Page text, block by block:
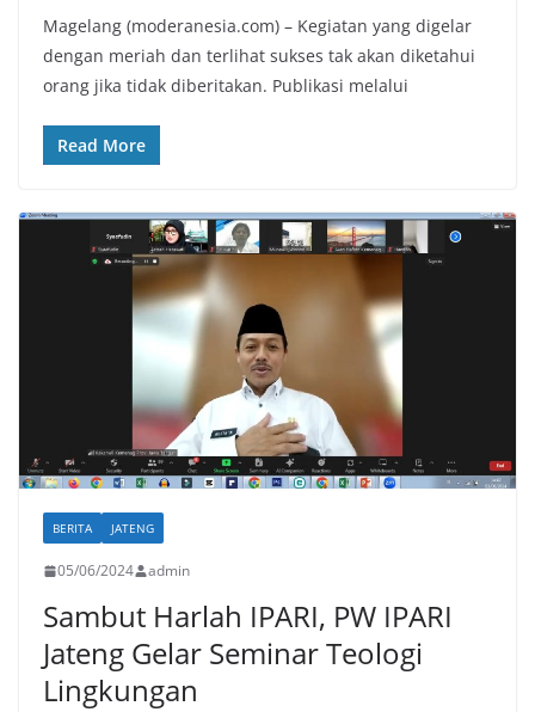
Magelang (moderanesia.com) – Kegiatan yang digelar
dengan meriah dan terlihat sukses tak akan diketahui
orang jika tidak diberitakan. Publikasi melalui
Read More
BERITA JATENG
05/06/2024 admin
Sambut Harlah IPARI, PW IPARI
Jateng Gelar Seminar Teologi
Lingkungan